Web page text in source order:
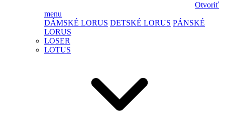
Otvoriť
menu
DÁMSKÉ LORUS DETSKÉ LORUS PÁNSKÉ
LORUS
LOSER
LOTUS